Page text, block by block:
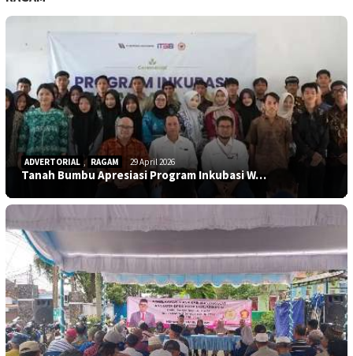
ADVERTORIAL , RAGAM 29 April 2026
Tanah Bumbu Apresiasi Program Inkubasi W…